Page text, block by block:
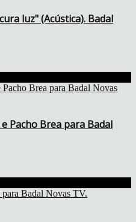
luz" (Acústica). Badal
Pacho Brea para Badal